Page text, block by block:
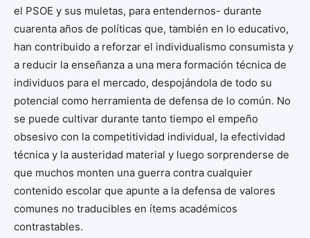
el PSOE y sus muletas, para entendernos- durante
cuarenta años de políticas que, también en lo educativo,
han contribuido a reforzar el individualismo consumista y
a reducir la enseñanza a una mera formación técnica de
individuos para el mercado, despojándola de todo su
potencial como herramienta de defensa de lo común. No
se puede cultivar durante tanto tiempo el empeño
obsesivo con la competitividad individual, la efectividad
técnica y la austeridad material y luego sorprenderse de
que muchos monten una guerra contra cualquier
contenido escolar que apunte a la defensa de valores
comunes no traducibles en ítems académicos
contrastables.